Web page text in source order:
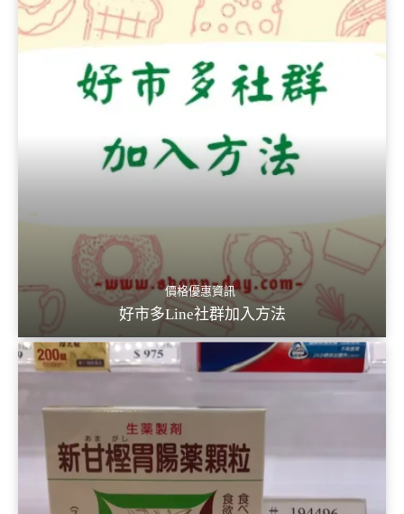
價格優惠資訊
好市多Line社群加入方法